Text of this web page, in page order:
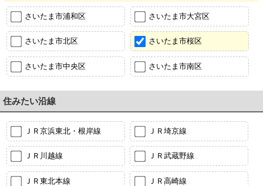
さいたま市浦和区 さいたま市大宮区
さいたま市北区 さいたま市桜区
さいたま市中央区 さいたま市南区
住みたい沿線
ＪＲ京浜東北・根岸線 ＪＲ埼京線
ＪＲ川越線 ＪＲ武蔵野線
ＪＲ東北本線 ＪＲ高崎線